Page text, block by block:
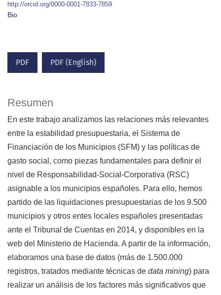
http://orcid.org/0000-0001-7833-7859
Bio
PDF PDF (English)
Resumen
En este trabajo analizamos las relaciones más relevantes
entre la estabilidad presupuestaria, el Siste­ma de
Financiación de los Municipios (SFM) y las políticas de
gasto social, como piezas fundamentales para definir el
nivel de Responsabilidad-Social-Corporativa (RSC)
asignable a los municipios españoles. Para ello, hemos
partido de las liquidaciones presupuestarias de los 9.500
municipios y otros entes locales españoles presentadas
ante el Tribunal de Cuentas en 2014, y disponibles en la
web del Ministerio de Hacienda. A partir de la información,
elaboramos una base de datos (más de 1.500.000
registros, tratados mediante técnicas de data mining) para
realizar un análisis de los factores más significativos que